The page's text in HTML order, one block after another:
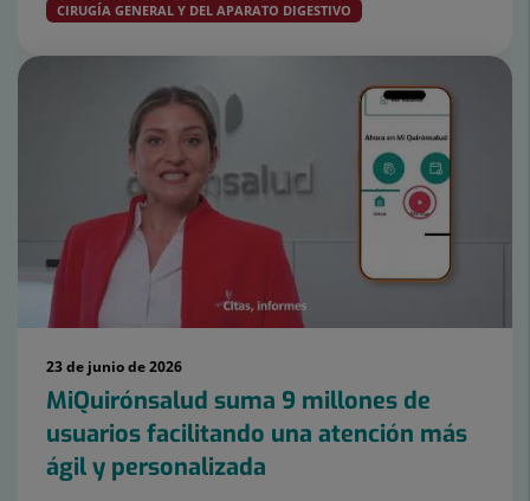
CIRUGÍA GENERAL Y DEL APARATO DIGESTIVO
23 de junio de 2026
MiQuirónsalud suma 9 millones de
usuarios facilitando una atención más
ágil y personalizada